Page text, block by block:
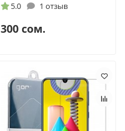
5.0 1 отзыв
300 сом.